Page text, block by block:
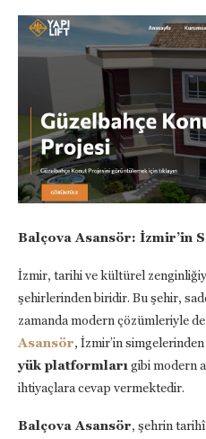
Balçova Asansör: İzmir’in
İzmir, tarihi ve kültürel
şehirlerinden biridir. Bu şehir,
zamanda modern çözümleriyle
Asansör, İzmir’in
yük platformları gibi modern
ihtiyaçlara cevap vermektedir.
Balçova Asansör, şehrin tarihî